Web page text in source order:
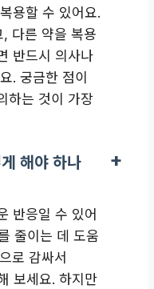
용할 수 있어요.
다른 약을 복용
반드시 의사나
. 궁금한 점이
하는 것이 가장
해야 하나
반응일 수 있어
줄이는 데 도움
로 감싸서
보세요. 하지만